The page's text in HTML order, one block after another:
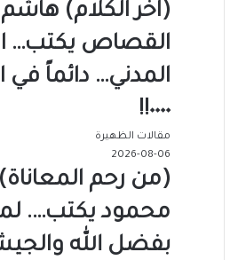
(آخر الكلام) هاشم
القصاص يكتب…
المدني… دائماً في
٠٠٠٠!!
مقالات الظهيرة
2026-08-06
(من رحم المعاناة)
محمود يكتب….
بفضل الله